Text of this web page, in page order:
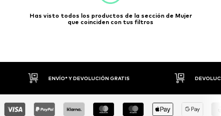
Has visto todos los productos de la sección de Mujer
que coinciden con tus filtros
ENVÍO* Y DEVOLUCIÓN GRATIS